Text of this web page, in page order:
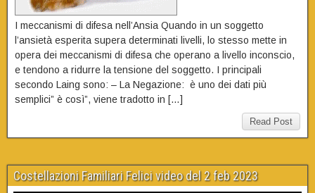
I meccanismi di difesa nell’Ansia Quando in un soggetto
l’ansietà esperita supera determinati livelli, lo stesso mette in
opera dei meccanismi di difesa che operano a livello inconscio,
e tendono a ridurre la tensione del soggetto. I principali
secondo Laing sono: – La Negazione: è uno dei dati più
semplici” è così”, viene tradotto in […]
Read Post
Costellazioni Familiari Felici video del 2 feb 2023